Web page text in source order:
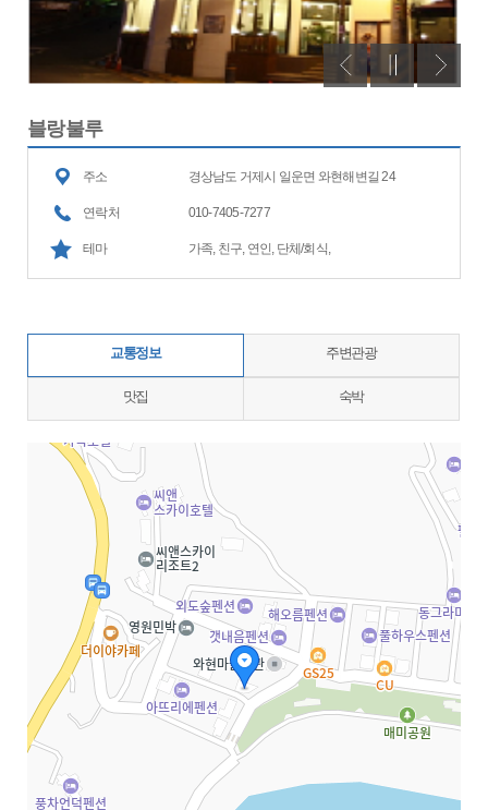
블랑불루
주소 경상남도 거제시 일운면 와현해변길 24
연락처 010-7405-7277
테마 가족, 친구, 연인, 단체/회식,
교통정보 주변관광
맛집 숙박
지도삽입 (가로100%)